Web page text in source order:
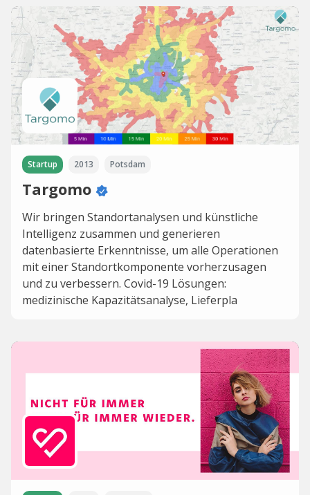
Startup 2013 Potsdam
Targomo
Wir bringen Standortanalysen und künstliche
Intelligenz zusammen und generieren
datenbasierte Erkenntnisse, um alle Operationen
mit einer Standortkomponente vorherzusagen
und zu verbessern. Covid-19 Lösungen:
medizinische Kapazitätsanalyse, Lieferpla